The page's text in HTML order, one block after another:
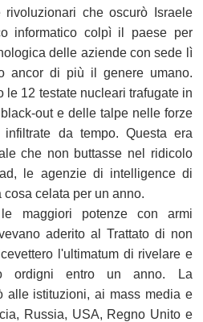
che oscurò Israele
informatico colpì il paese per
delle aziende con sede lì
ancor di più il genere umano.
le 12 testate nucleari trafugate in
out e delle talpe nelle forze
infiltrate da tempo. Questa era
che non buttasse nel ridicolo
le agenzie di intelligence di
cosa celata per un anno.
maggiori potenze con armi
aderito al Trattato di non
l'ultimatum di rivelare e
ordigni entro un anno. La
alle istituzioni, ai mass media e
Russia, USA, Regno Unito e